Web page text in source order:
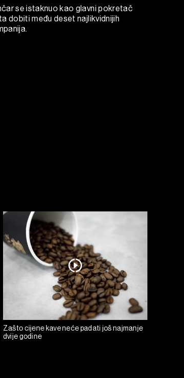
se istaknuo kao glavni pokretač
dobiti među deset najlikvidnijih
Zašto cijene kave neće padati još najmanje
dvije godine